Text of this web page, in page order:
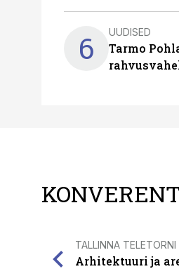
6 UUDISED
Tarmo
TALLINNA TELETORNI
Arhitektuuri ja